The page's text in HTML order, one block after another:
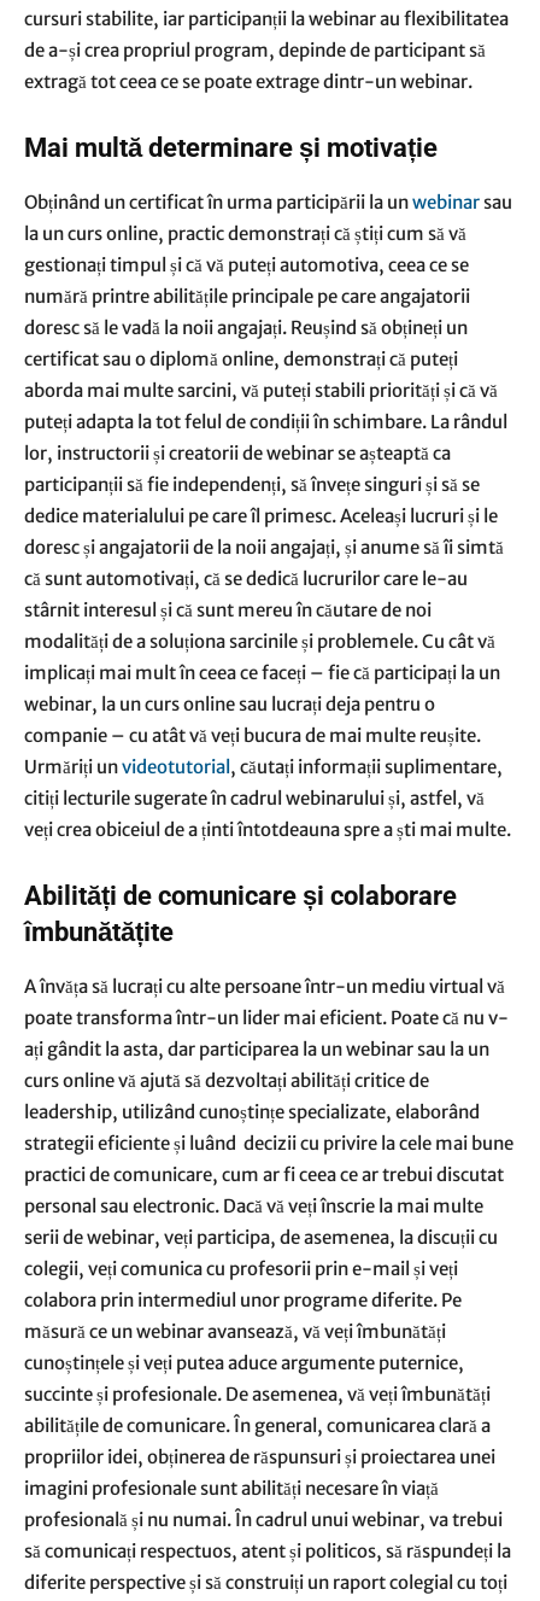
cursuri stabilite, iar participanții la webinar au flexibilitatea
de a-și crea propriul program, depinde de participant să
extragă tot ceea ce se poate extrage dintr-un webinar.
Mai multă determinare și motivație
Obținând un certificat în urma participării la unwebinarsau
la un curs online, practic demonstrați că știți cum să vă
gestionați timpul și că vă puteți automotiva, ceea ce se
numără printre abilitățile principale pe care angajatorii
doresc să le vadă la noii angajați. Reușind să obțineți un
certificat sau o diplomă online, demonstrați că puteți
aborda mai multe sarcini, vă puteți stabili priorități și că vă
puteți adapta la tot felul de condiții în schimbare. La rândul
lor, instructorii și creatorii de webinar se așteaptă ca
participanții să fie independenți, să învețe singuri și să se
dedice materialului pe care îl primesc. Aceleași lucruri și le
doresc și angajatorii de la noii angajați, și anume să îi simtă
că sunt automotivați, că se dedică lucrurilor care le-au
stârnit interesul și că sunt mereu în căutare de noi
modalități de a soluționa sarcinile și problemele. Cu cât vă
implicați mai mult în ceea ce faceți – fie că participați la un
webinar, la un curs online sau lucrați deja pentru o
companie – cu atât vă veți bucura de mai multe reușite.
Urmăriți unvideotutorial, căutați informații suplimentare,
citiți lecturile sugerate în cadrul webinarului și, astfel, vă
veți crea obiceiul de a ținti întotdeauna spre a ști mai multe.
Abilități de comunicare și colaborare
îmbunătățite
A învăța să lucrați cu alte persoane într-un mediu virtual vă
poate transforma într-un lider mai eficient. Poate că nu v-
ați gândit la asta, dar participarea la un webinar sau la un
curs online vă ajută să dezvoltați abilități critice de
leadership, utilizând cunoștințe specializate, elaborând
strategii eficiente și luând decizii cu privire la cele mai bune
practici de comunicare, cum ar fi ceea ce ar trebui discutat
personal sau electronic. Dacă vă veți înscrie la mai multe
serii de webinar, veți participa, de asemenea, la discuții cu
colegii, veți comunica cu profesorii prin e-mail și veți
colabora prin intermediul unor programe diferite. Pe
măsură ce un webinar avansează, vă veți îmbunătăți
cunoștințele și veți putea aduce argumente puternice,
succinte și profesionale. De asemenea, vă veți îmbunătăți
abilitățile de comunicare. În general, comunicarea clară a
propriilor idei, obținerea de răspunsuri și proiectarea unei
imagini profesionale sunt abilități necesare în viață
profesională și nu numai. În cadrul unui webinar, va trebui
să comunicați respectuos, atent și politicos, să răspundeți la
diferite perspective și să construiți un raport colegial cu toți